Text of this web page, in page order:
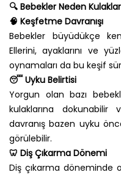
🔍 Bebekler Neden
🧠 Keşfetme Davranışı
Bebekler büyüdükçe
Ellerini, ayaklarını ve
oynamaları da bu keşif
😴 Uyku Belirtisi
Yorgun olan bazı
kulaklarına dokunabilir
davranış bazen uyku
görülebilir.
🦷 Diş Çıkarma Dönemi
Diş çıkarma döneminde